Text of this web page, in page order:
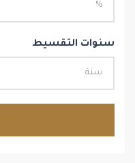
سنوات التقسيط